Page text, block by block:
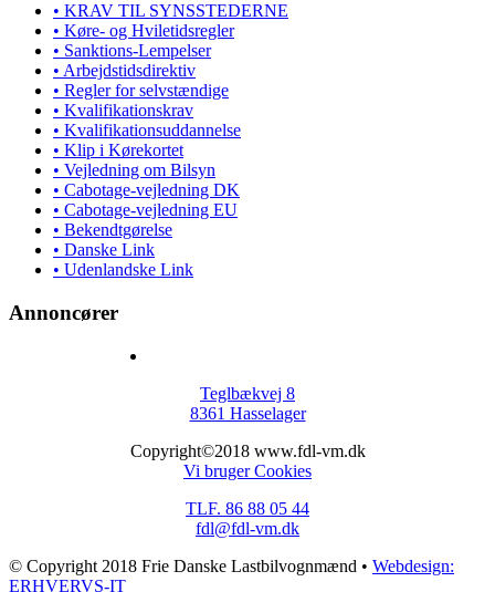
• KRAV TIL SYNSSTEDERNE
• Køre- og Hviletidsregler
• Sanktions-Lempelser
• Arbejdstidsdirektiv
• Regler for selvstændige
• Kvalifikationskrav
• Kvalifikationsuddannelse
• Klip i Kørekortet
• Vejledning om Bilsyn
• Cabotage-vejledning DK
• Cabotage-vejledning EU
• Bekendtgørelse
• Danske Link
• Udenlandske Link
Annoncører
Teglbækvej 8
8361 Hasselager
Copyright©2018 www.fdl-vm.dk
Vi bruger Cookies
TLF. 86 88 05 44
fdl@fdl-vm.dk
© Copyright 2018 Frie Danske Lastbilvognmænd • Webdesign:
ERHVERVS-IT